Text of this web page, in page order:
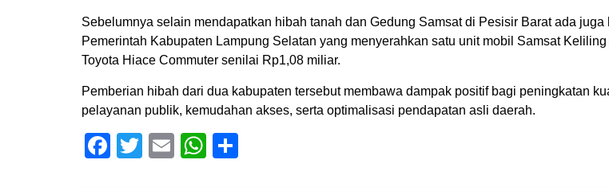
Sebelumnya selain mendapatkan hibah tanah dan Gedung Samsat di Pesisir Barat ada juga
Pemerintah Kabupaten Lampung Selatan yang menyerahkan satu unit mobil Samsat
Toyota Hiace Commuter senilai Rp1,08 miliar.
Pemberian hibah dari dua kabupaten tersebut membawa dampak positif bagi peningkatan
pelayanan publik, kemudahan akses, serta optimalisasi pendapatan asli daerah.
Facebook
TwitterEmailWhatsApp